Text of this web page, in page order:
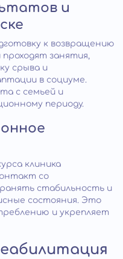
и
к возвращению
занятия,
срыва и
в социуме.
с семьей и
периоду.
клиника
со
стабильность и
состояния. Это
и укрепляет